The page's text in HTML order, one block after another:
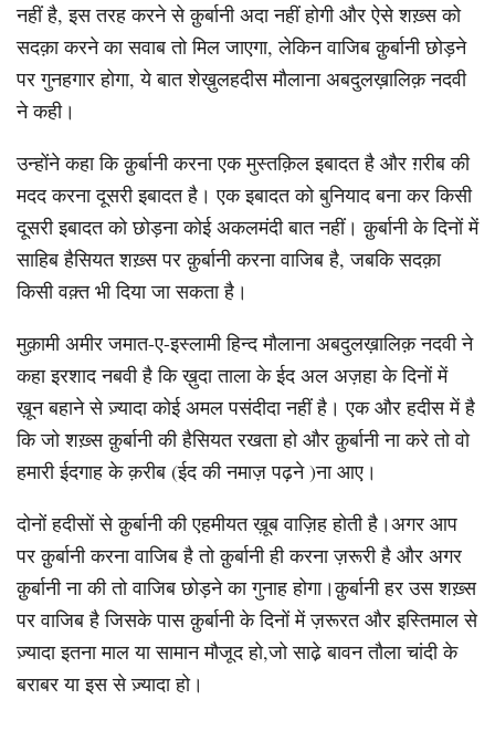
नहीं है, इस तरह करने से क़ुर्बानी अदा नहीं होगी और ऐसे शख़्स को
सदक़ा करने का सवाब तो मिल जाएगा, लेकिन वाजिब क़ुर्बानी छोड़ने
पर गुनहगार होगा, ये बात शेख़ुलहदीस मौलाना अबदुलख़ालिक़ नदवी
ने कही।
उन्होंने कहा कि क़ुर्बानी करना एक मुस्तक़िल इबादत है और ग़रीब की
मदद करना दूसरी इबादत है। एक इबादत को बुनियाद बना कर किसी
दूसरी इबादत को छोड़ना कोई अकलमंदी बात नहीं। क़ुर्बानी के दिनों में
साहिब हैसियत शख़्स पर क़ुर्बानी करना वाजिब है, जबकि सदक़ा
किसी वक़्त भी दिया जा सकता है।
मुक़ामी अमीर जमात-ए-इस्लामी हिन्द मौलाना अबदुलख़ालिक़ नदवी ने
कहा इरशाद नबवी है कि ख़ुदा ताला के ईद अल अज़हा के दिनों में
ख़ून बहाने से ज़्यादा कोई अमल पसंदीदा नहीं है। एक और हदीस में है
कि जो शख़्स क़ुर्बानी की हैसियत रखता हो और क़ुर्बानी ना करे तो वो
हमारी ईदगाह के क़रीब (ईद की नमाज़ पढ़ने )ना आए।
दोनों हदीसों से क़ुर्बानी की एहमीयत ख़ूब वाज़िह होती है।अगर आप
पर क़ुर्बानी करना वाजिब है तो क़ुर्बानी ही करना ज़रूरी है और अगर
क़ुर्बानी ना की तो वाजिब छोड़ने का गुनाह होगा।क़ुर्बानी हर उस शख़्स
पर वाजिब है जिसके पास क़ुर्बानी के दिनों में ज़रूरत और इस्तिमाल से
ज़्यादा इतना माल या सामान मौजूद हो,जो साढे़ बावन तौला चांदी के
बराबर या इस से ज़्यादा हो।